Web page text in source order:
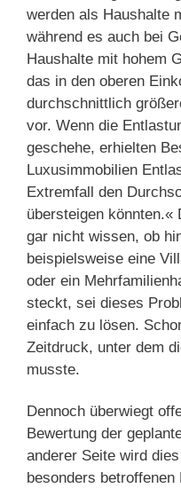
werden als Haushalte
während es auch bei
Haushalte mit hohem
das in den oberen
durchschnittlich
vor. Wenn die
geschehe, erhielten
Luxusimmobilien
Extremfall den
übersteigen könnten.«
gar nicht wissen, ob
beispielsweise eine
oder ein
steckt, sei dieses
einfach zu lösen.
Zeitdruck, unter dem
musste.
Dennoch überwiegt
Bewertung der
anderer Seite wird
besonders